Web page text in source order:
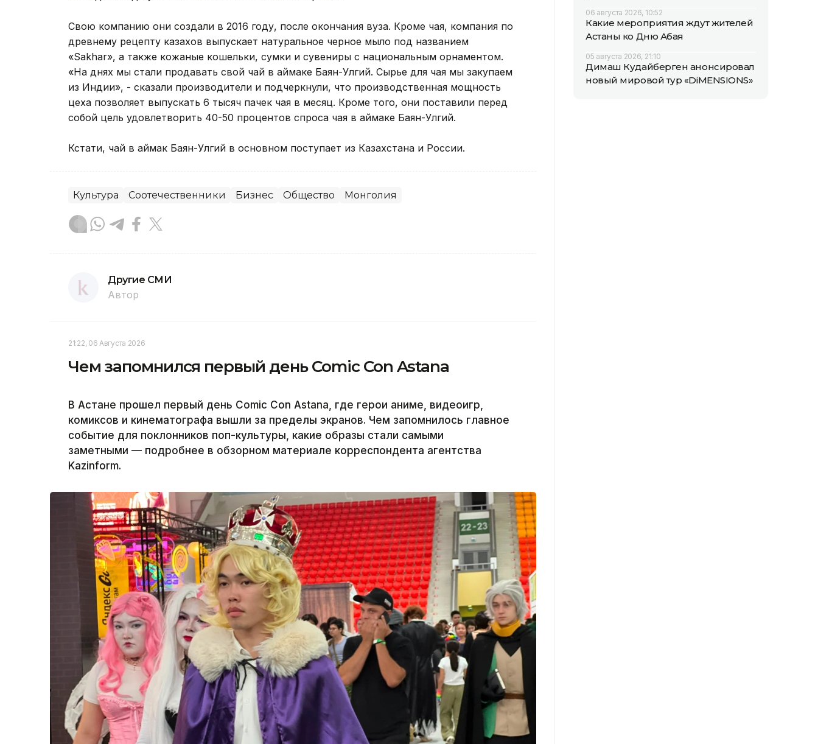
Свою компанию они создали в 2016 году, после окончания вуза. Кроме чая, компания по
древнему рецепту казахов выпускает натуральное черное мыло под названием
«Sakhar», а также кожаные кошельки, сумки и сувениры с национальным орнаментом.
«На днях мы стали продавать свой чай в аймаке Баян-Улгий. Сырье для чая мы закупаем
из Индии», - сказали производители и подчеркнули, что производственная мощность
цеха позволяет выпускать 6 тысяч пачек чая в месяц. Кроме того, они поставили перед
собой цель удовлетворить 40-50 процентов спроса чая в аймаке Баян-Улгий.
Кстати, чай в аймак Баян-Улгий в основном поступает из Казахстана и России.
Культура Соотечественники Бизнес Общество Монголия
Другие СМИ
Автор
21:22, 06 Августа 2026
Чем запомнился первый день Comic Con Astana
В Астане прошел первый день Comic Con Astana, где герои аниме, видеоигр,
комиксов и кинематографа вышли за пределы экранов. Чем запомнилось главное
событие для поклонников поп-культуры, какие образы стали самыми
заметными — подробнее в обзорном материале корреспондента агентства
Kazinform.
06 августа 2026, 10:52
Какие мероприятия ждут жителей
Астаны ко Дню Абая
05 августа 2026, 21:10
Димаш Кудайберген анонсировал
новый мировой тур «DiMENSIONS»